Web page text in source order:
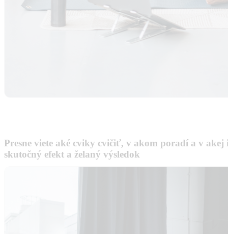
Presne viete aké cviky cvičiť, v akom poradí a v akej
skutočný efekt a želaný výsledok